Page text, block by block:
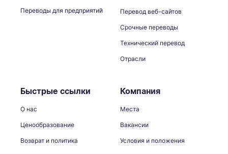
Переводы для предприятий Перевод веб-сайтов
Срочные переводы
Технический перевод
Отрасли
Быстрые ссылки
О нас
Ценообразование
Возврат и политика
Компания
Места
Вакансии
Условия и положения